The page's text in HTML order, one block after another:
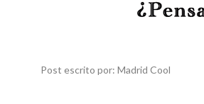
Post escrito por: Madrid Cool